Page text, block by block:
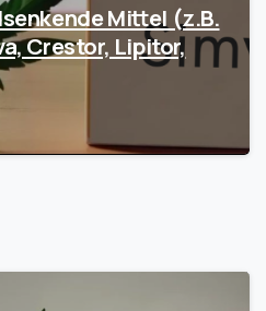
Mittel (z.B.
Crestor, Lipitor,